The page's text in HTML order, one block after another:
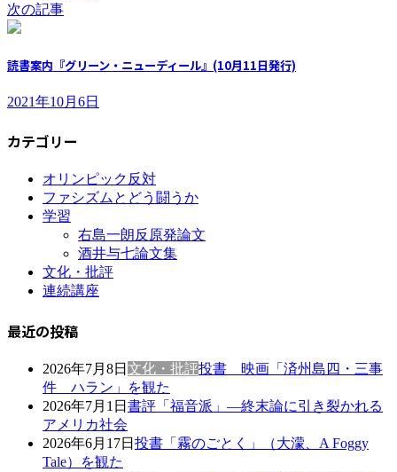
次の記事
読書案内『グリーン・ニューディール』(10月11日発行)
2021年10月6日
カテゴリー
オリンピック反対
ファシズムとどう闘うか
学習
右島一朗反原発論文
酒井与七論文集
文化・批評
連続講座
最近の投稿
2026年7月8日 文化・批評投書 映画「済州島四・三事
件 ハラン」を観た
2026年7月1日 書評「福音派」―終末論に引き裂かれる
アメリカ社会
2026年6月17日 投書「霧のごとく」（大濛、A Foggy
Tale）を観た